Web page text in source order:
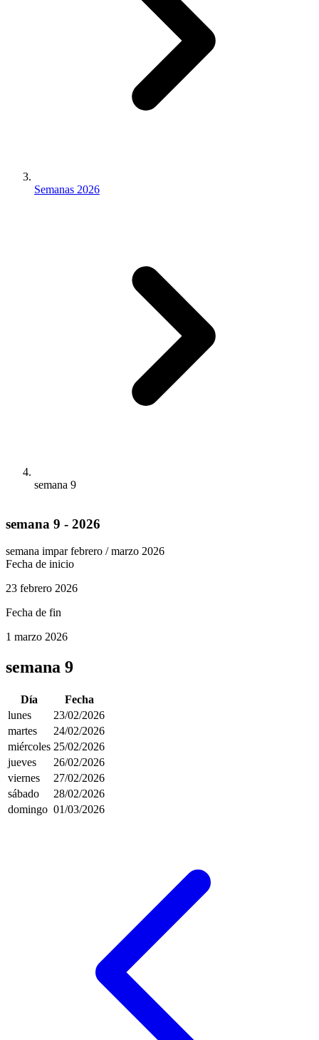
Semanas 2026
semana 9
semana 9 - 2026
semana imparfebrero / marzo 2026
Fecha de inicio
23 febrero 2026
Fecha de fin
1 marzo 2026
semana 9
Día
Fecha
lunes
23/02/2026
martes
24/02/2026
miércoles 25/02/2026
jueves
26/02/2026
viernes
27/02/2026
sábado
28/02/2026
domingo 01/03/2026